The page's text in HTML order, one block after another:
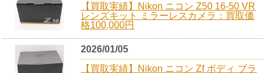
【買取実績】Nikon ニコン Z50 16-50 VR
レンズキット ミラーレスカメラ：買取価
格100,000円
2026/01/05
【買取実績】Nikon ニコン Zf ボディ ブラ